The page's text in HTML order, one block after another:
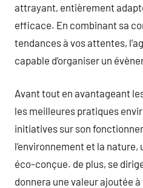
attrayant, entièrement
efficace. En combinant sa
tendances à vos attentes,
capable d’organiser un
Avant tout en avantageant
les meilleures pratiques
initiatives sur son
l’environnement et la
éco-conçue. de plus, se
donnera une valeur ajoutée